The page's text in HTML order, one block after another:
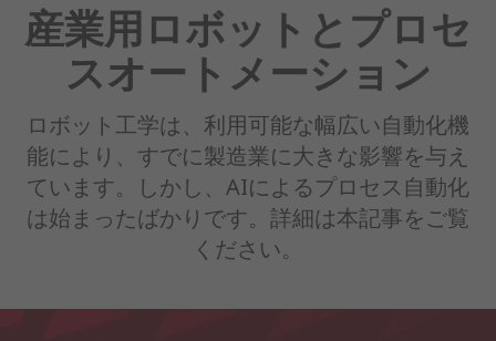
産業用ロボットとプロセ
スオートメーション
ロボット工学は、利用可能な幅広い自動化機
能により、すでに製造業に大きな影響を与え
ています。しかし、AIによるプロセス自動化
は始まったばかりです。詳細は本記事をご覧
ください。